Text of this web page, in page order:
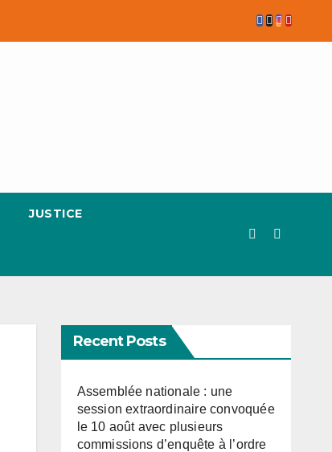
JUSTICE
Recent Posts
Assemblée nationale : une
session extraordinaire convoquée
le 10 août avec plusieurs
commissions d’enquête à l’ordre